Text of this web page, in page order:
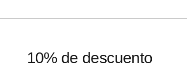
10% de descuento